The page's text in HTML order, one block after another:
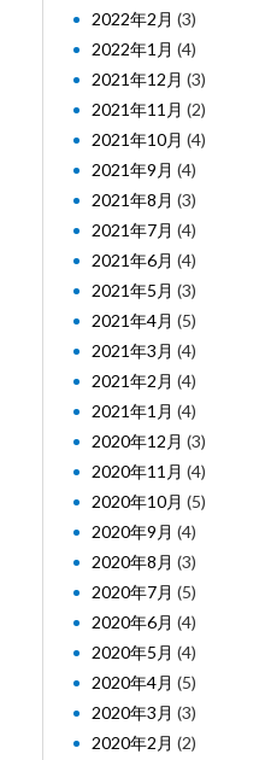
2022年2月 (3)
2022年1月 (4)
2021年12月 (3)
2021年11月 (2)
2021年10月 (4)
2021年9月 (4)
2021年8月 (3)
2021年7月 (4)
2021年6月 (4)
2021年5月 (3)
2021年4月 (5)
2021年3月 (4)
2021年2月 (4)
2021年1月 (4)
2020年12月 (3)
2020年11月 (4)
2020年10月 (5)
2020年9月 (4)
2020年8月 (3)
2020年7月 (5)
2020年6月 (4)
2020年5月 (4)
2020年4月 (5)
2020年3月 (3)
2020年2月 (2)